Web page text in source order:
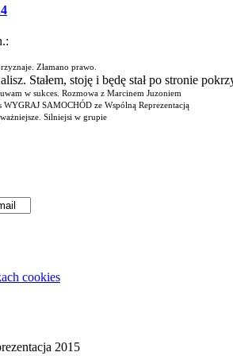
Złamano prawo.
Stałem, stoję i będę stał po stronie
w sukces. Rozmowa z Marcinem Juzoniem
WYGRAJ SAMOCHÓD ze Wspólną Reprezentacją
Silniejsi w grupie
cookies
2015